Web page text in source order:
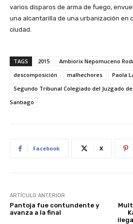
varios disparos de arma de fuego,
una alcantarilla de una urbanización en
ciudad.
TAGS 2015
Ambiorix Nepomuceno
descomposición
malhechores
Paola
Segundo Tribunal Colegiado del Juzgado
Santiago
Facebook X
ARTÍCULO ANTERIOR
Pantoja fue contundente y
avanza a la final